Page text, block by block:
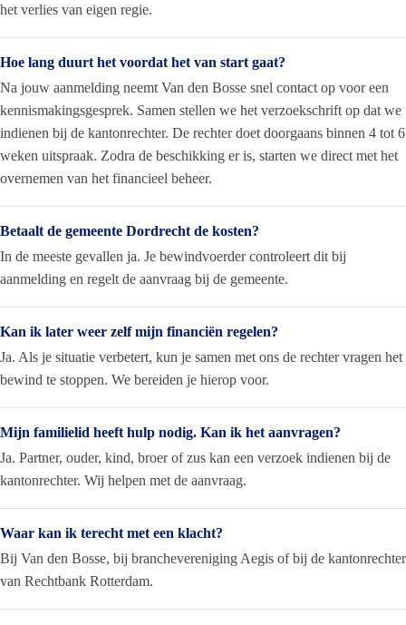
het verlies van eigen regie.
Hoe lang duurt het voordat het van start gaat?
Na jouw aanmelding neemt Van den Bosse snel contact op voor een
kennismakingsgesprek. Samen stellen we het verzoekschrift op dat we
indienen bij de kantonrechter. De rechter doet doorgaans binnen 4 tot 6
weken uitspraak. Zodra de beschikking er is, starten we direct met het
overnemen van het financieel beheer.
Betaalt de gemeente Dordrecht de kosten?
In de meeste gevallen ja. Je bewindvoerder controleert dit bij
aanmelding en regelt de aanvraag bij de gemeente.
Kan ik later weer zelf mijn financiën regelen?
Ja. Als je situatie verbetert, kun je samen met ons de rechter vragen het
bewind te stoppen. We bereiden je hierop voor.
Mijn familielid heeft hulp nodig. Kan ik het aanvragen?
Ja. Partner, ouder, kind, broer of zus kan een verzoek indienen bij de
kantonrechter. Wij helpen met de aanvraag.
Waar kan ik terecht met een klacht?
Bij Van den Bosse, bij branchevereniging Aegis of bij de kantonrechter
van Rechtbank Rotterdam.